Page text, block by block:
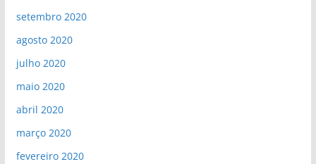
setembro 2020
agosto 2020
julho 2020
maio 2020
abril 2020
março 2020
fevereiro 2020